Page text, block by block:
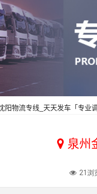
阳物流专线_天天发车「专业调
泉州
21